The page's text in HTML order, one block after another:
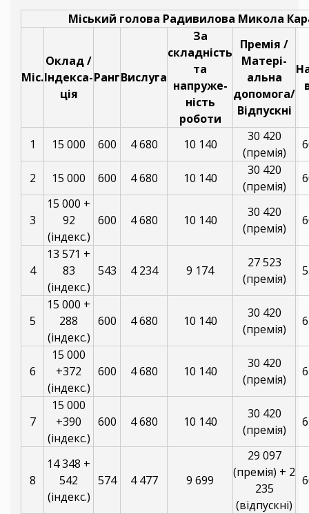
Міський голова Радивилова Микола
Міс.
Оклад /
Індекса-
ція
РангВислуга
За
складність
та
напруже-
ність
роботи
Премія /
Матері-
альна
допомога/
Відпускні
1 15 000 600 4 680 10 140
30 420
(премія)
2 15 000 600 4 680 10 140
30 420
(премія)
3
15 000 +
92
(індекс.)
600 4 680 10 140
30 420
(премія)
4
13 571 +
83
(індекс.)
543 4 234 9 174
27 523
(премія)
5
15 000 +
288
(індекс.)
600 4 680 10 140
30 420
(премія)
6
15 000
+372
(індекс.)
600 4 680 10 140
30 420
(премія)
7
15 000
+390
(індекс.)
600 4 680 10 140
30 420
(премія)
8
14 348 +
542
(індекс.)
574 4 477 9 699
29 097
(премія) + 2
235
(відпускні)